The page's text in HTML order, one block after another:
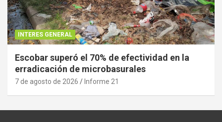
INTERES GENERAL
Escobar superó el 70% de efectividad en la
erradicación de microbasurales
7 de agosto de 2026 Informe 21